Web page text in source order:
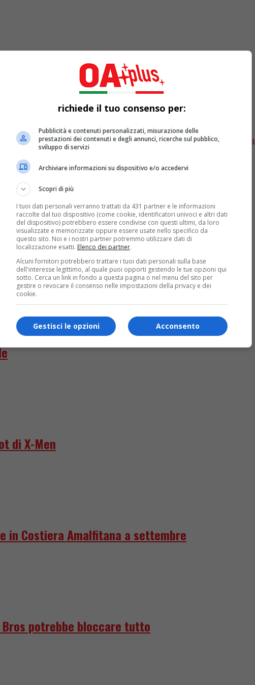
miglior pop in Italia
immaginare per un attimo il pop italiano come una grande stanza.
l’ex”
di X-Men
in Costiera Amalfitana a settembre
Bros potrebbe bloccare tutto
richiede il tuo consenso per:
Pubblicità e contenuti personalizzati, misurazione delle
prestazioni dei contenuti e degli annunci, ricerche sul pubblico,
sviluppo di servizi
Archiviare informazioni su dispositivo e/o accedervi
Scopri di più
I tuoi dati personali verranno trattati da 431 partner e le informazioni
raccolte dal tuo dispositivo (come cookie, identificatori univoci e altri dati
del dispositivo) potrebbero essere condivise con questi ultimi, da loro
visualizzate e memorizzate oppure essere usate nello specifico da
questo sito. Noi e i nostri partner potremmo utilizzare dati di
localizzazione esatti. Elenco dei partner.
Alcuni fornitori potrebbero trattare i tuoi dati personali sulla base
dell'interesse legittimo, al quale puoi opporti gestendo le tue opzioni qui
sotto. Cerca un link in fondo a questa pagina o nel menu del sito per
gestire o revocare il consenso nelle impostazioni della privacy e dei
cookie.
Acconsento
Gestisci le opzioni